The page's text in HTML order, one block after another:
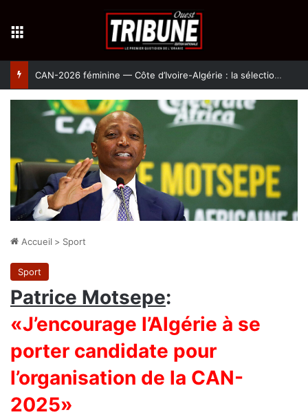
CAN-2026 féminine — Côte d’Ivoire-Algérie : la sélection algérienne pour une qualification historique au Mondial brésilien
Accueil > Sport
Sport
Patrice Motsepe:
«J’encourage l’Algérie à se
porter candidate pour
l’organisation de la CAN-
2025»